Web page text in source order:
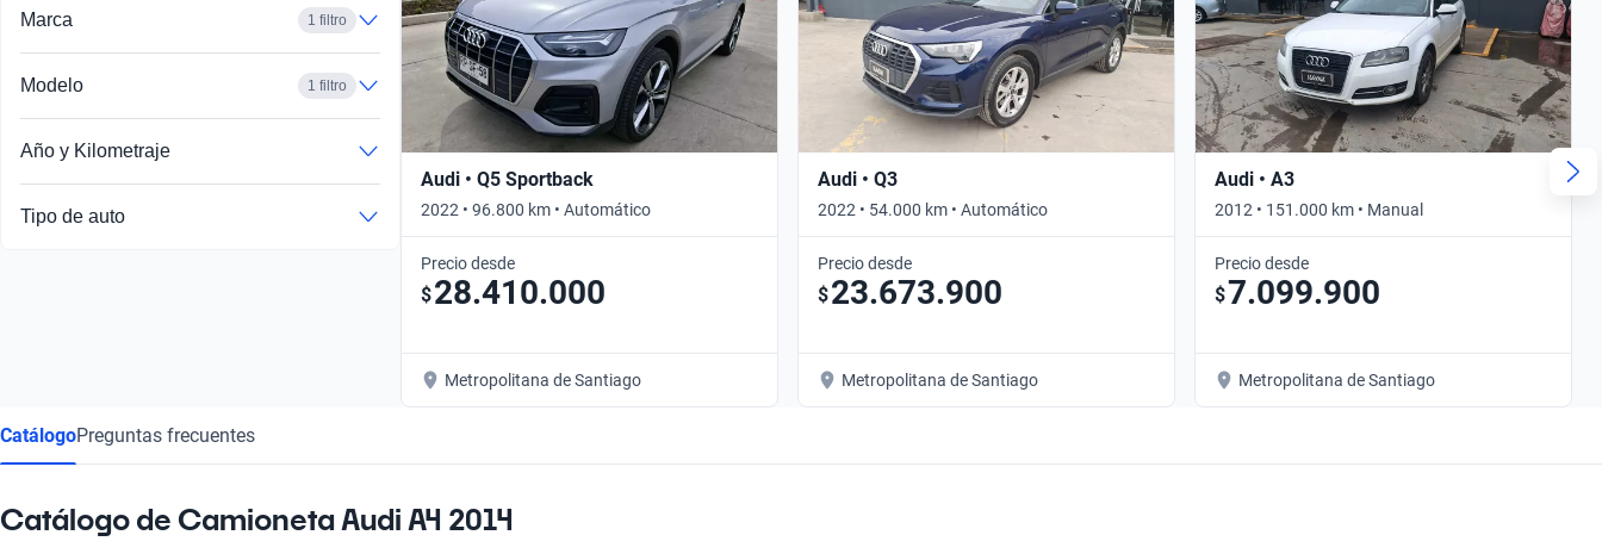
Marca 1 filtro
Modelo 1 filtro
Año y Kilometraje
Tipo de auto
Audi • Q5 Sportback
2022 • 96.800 km • Automático
Precio desde
$28.410.000
Metropolitana de Santiago
Audi • Q3
2022 • 54.000 km • Automático
Precio desde
$23.673.900
Metropolitana de Santiago
Audi • A3
2012 • 151.000 km • Manual
Precio desde
$7.099.900
Metropolitana de Santiago
CatálogoPreguntas frecuentes
Catálogo de Camioneta Audi A4 2014